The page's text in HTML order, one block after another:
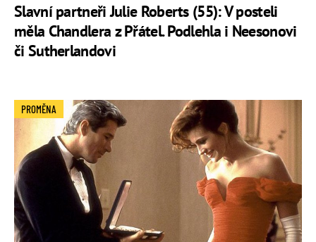
Slavní partneři Julie Roberts (55): V posteli
měla Chandlera z Přátel. Podlehla i Neesonovi
či Sutherlandovi
PROMĚNA